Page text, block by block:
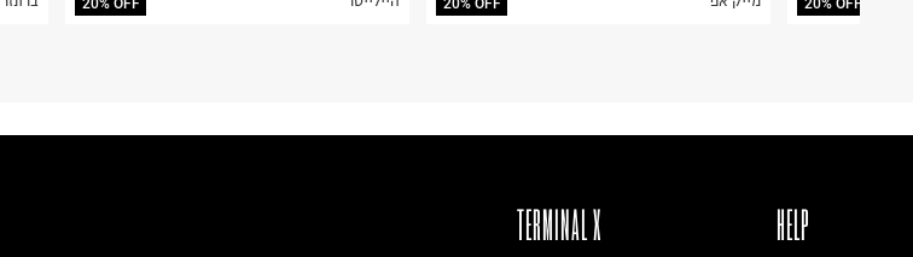
20% OFF 20% OFF 20% OFF
TERMINAL X HELP